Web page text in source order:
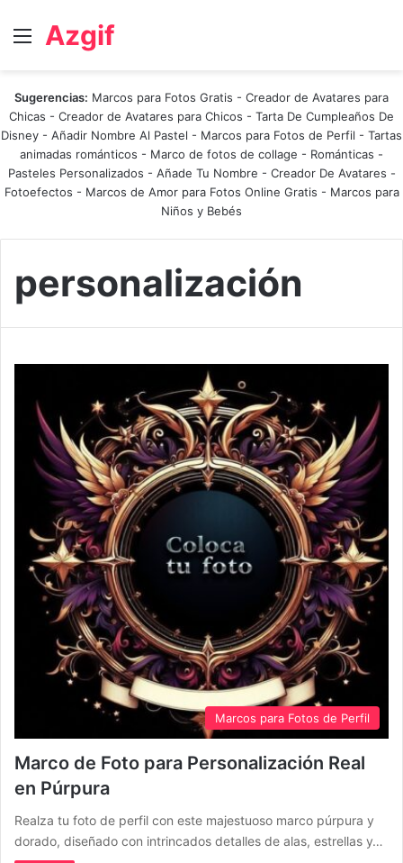
Menú
Azgif
Sugerencias: Marcos para Fotos Gratis - Creador de Avatares para
Chicas - Creador de Avatares para Chicos - Tarta De Cumpleaños De
Disney - Añadir Nombre Al Pastel - Marcos para Fotos de Perfil - Tartas
animadas románticos - Marco de fotos de collage - Románticas -
Pasteles Personalizados - Añade Tu Nombre - Creador De Avatares -
Fotoefectos - Marcos de Amor para Fotos Online Gratis - Marcos para
Niños y Bebés
personalización
Marcos para Fotos de Perfil
Marco de Foto para Personalización Real
en Púrpura
Realza tu foto de perfil con este majestuoso marco púrpura y
dorado, diseñado con intrincados detalles de alas, estrellas y…